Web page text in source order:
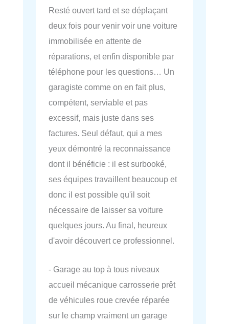
Resté ouvert tard et se déplaçant
deux fois pour venir voir une voiture
immobilisée en attente de
réparations, et enfin disponible par
téléphone pour les questions… Un
garagiste comme on en fait plus,
compétent, serviable et pas
excessif, mais juste dans ses
factures. Seul défaut, qui a mes
yeux démontré la reconnaissance
dont il bénéficie : il est surbooké,
ses équipes travaillent beaucoup et
donc il est possible qu'il soit
nécessaire de laisser sa voiture
quelques jours. Au final, heureux
d'avoir découvert ce professionnel.
- Garage au top à tous niveaux
accueil mécanique carrosserie prêt
de véhicules roue crevée réparée
sur le champ vraiment un garage